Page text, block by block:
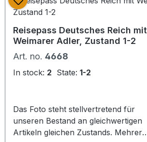
Reisepass Deutsches Reich mit
Weimarer Adler, Zustand 1-2
Art. no. 4668
In stock: 2 State: 1-2
Das Foto steht stellvertretend für
unseren Bestand an gleichwertigen
Artikeln gleichen Zustands. Mehrere